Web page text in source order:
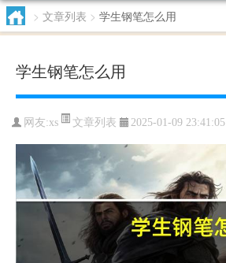
> 文章列表 > 学生钢笔怎么用
学生钢笔怎么用
网友:xs 文章列表 2025-01-09 23:41:05